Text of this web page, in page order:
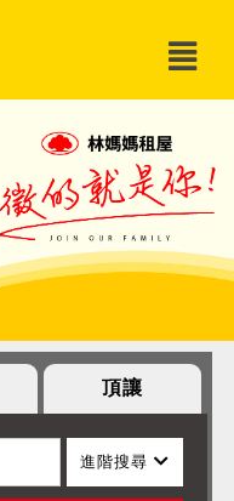
頂讓
進階搜尋